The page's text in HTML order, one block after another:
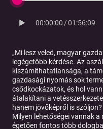
00:00:00/01:56:09
„Mi lesz veled, magyar
legégetőbb kérdése. Az
kiszámíthatatlansága, a
gazdasági nyomás sok
csődkockázatok, és hol
átalakítani a
hanem jövőképről is szóljon?
Milyen lehetőségei vannak
égetően fontos több